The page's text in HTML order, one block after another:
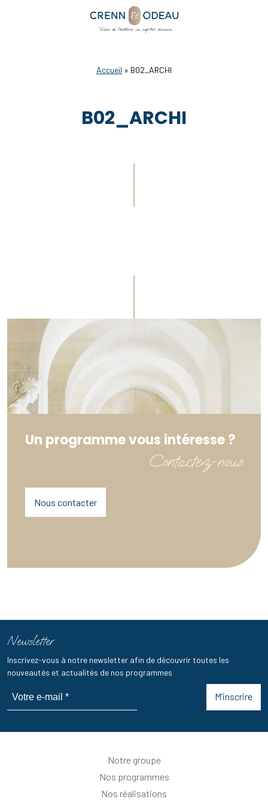
Accueil » B02_ARCHI
B02_ARCHI
Un programme vous intéresse ?
Contactez-nous
Nous contacter
Newsletter
Inscrivez-vous à notre newsletter afin de découvrir toutes les
nouveautés et actualités de nos programmes
M’inscrire
Notre groupe
Nos programmes
Nos réalisations